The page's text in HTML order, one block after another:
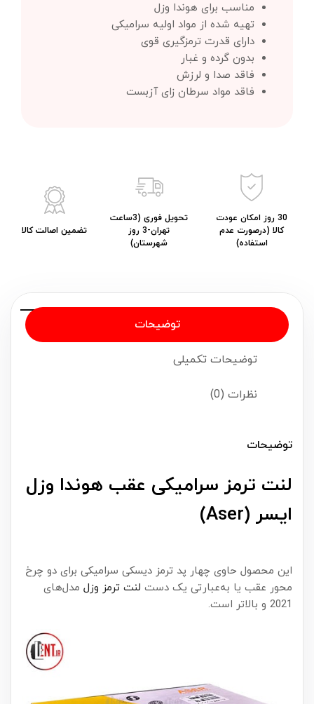
مناسب برای هوندا وزل
تهیه شده از مواد اولیه سرامیکی
دارای قدرت ترمزگیری قوی
بدون گرده و غبار
فاقد صدا و لرزش
فاقد مواد سرطان زای آزبست
30 روز امکان عودت
کالا (درصورت عدم
استفاده)
تحویل فوری (3ساعت
تهران-3 روز
شهرستان)
تضمین اصالت کالا
توضیحات
توضیحات تکمیلی
نظرات (0)
توضیحات
لنت ترمز سرامیکی عقب هوندا وزل
ایسر (Aser)
این محصول حاوی چهار پد ترمز دیسکی سرامیکی برای دو چرخ
محور عقب یا به‌عبارتی یک دست لنت ترمز وزل مدل‌های
2021 و بالاتر است.